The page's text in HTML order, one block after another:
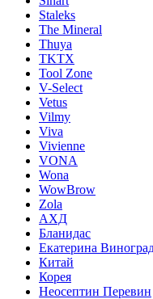
Staleks
The Mineral
Thuya
TKTX
Tool Zone
V-Select
Vetus
Vilmy
Viva
Vivienne
VONA
Wona
WowBrow
Zola
АХД
Бланидас
Екатерина
Китай
Корея
Неосептин Перевин